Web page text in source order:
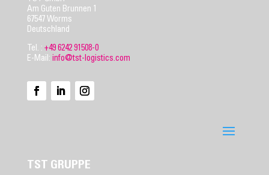
Am Guten Brunnen 1
67547 Worms
Deutschland
Tel. : +49 6242 91508-0
E-Mail: info@tst-logistics.com
TST GRUPPE